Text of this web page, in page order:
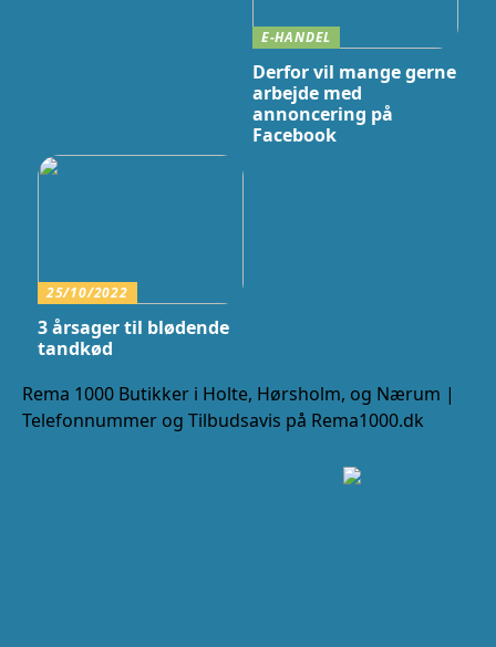
E-HANDEL
Derfor vil mange gerne
arbejde med
annoncering på
Facebook
25/10/2022
3 årsager til blødende
tandkød
Rema 1000 Butikker i Holte, Hørsholm, og Nærum |
Telefonnummer og Tilbudsavis på Rema1000.dk